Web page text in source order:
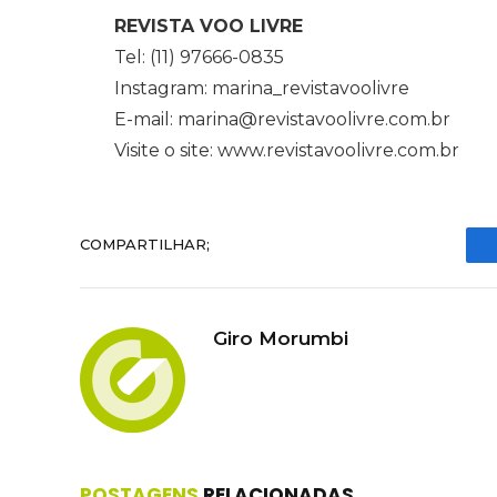
REVISTA VOO LIVRE
Tel: (11) 97666-0835
Instagram: marina_revistavoolivre
E-mail: marina@revistavoolivre.com.br
Visite o site: www.revistavoolivre.com.br
COMPARTILHAR;
Giro Morumbi